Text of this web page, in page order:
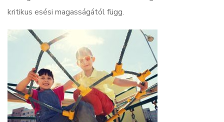
kritikus esési magasságától függ.